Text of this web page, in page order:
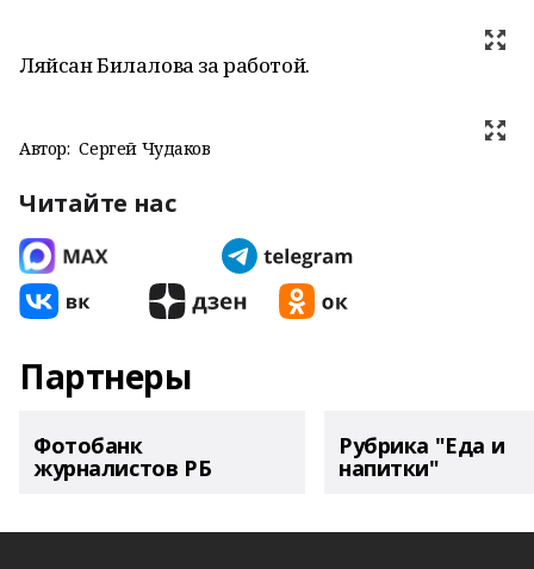
Ляйсан Билалова за работой.
Автор: Сергей Чудаков
Читайте нас
Партнеры
Фотобанк
журналистов РБ
Рубрика "Еда и
напитки"